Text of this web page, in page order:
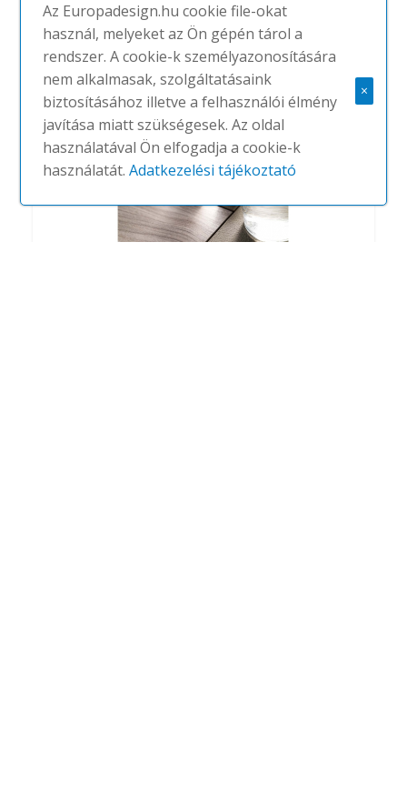
Esedra
IVM NINCS
Az Europadesign.hu cookie file-okat
használ, melyeket az Ön gépén tárol a
rendszer. A cookie-k személyazonosítására
nem alkalmasak, szolgáltatásaink
biztosításához illetve a felhasználói élmény
javítása miatt szükségesek. Az oldal
használatával Ön elfogadja a cookie-k
használatát.Adatkezelési tájékoztató
×